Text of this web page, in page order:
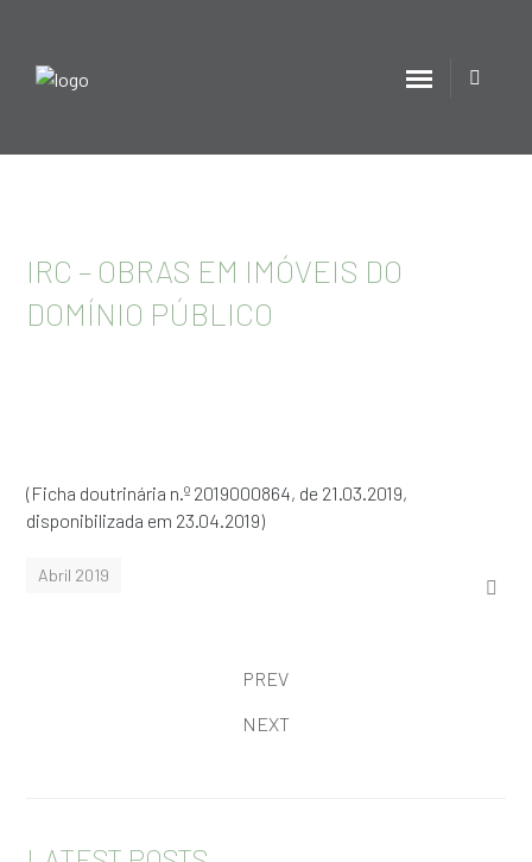
IRC – OBRAS EM IMÓVEIS DO
DOMÍNIO PÚBLICO
(Ficha doutrinária n.º 2019000864, de 21.03.2019,
disponibilizada em 23.04.2019)
Abril 2019
PREV
NEXT